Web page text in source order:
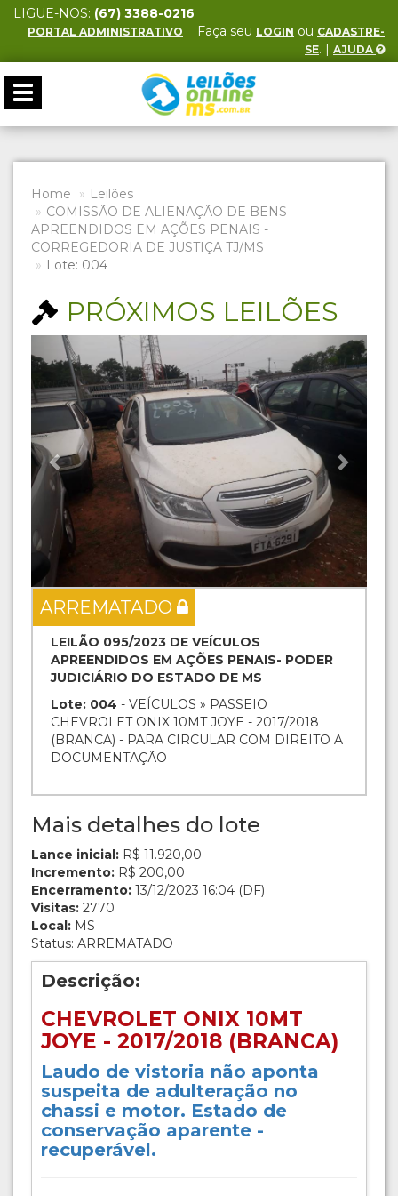
LIGUE-NOS: (67) 3388-0216
PORTAL ADMINISTRATIVO Faça seu LOGIN ou CADASTRE-
SE. | AJUDA
Toggle
navigation
Home
Leilões
COMISSÃO DE ALIENAÇÃO DE BENS
APREENDIDOS EM AÇÕES PENAIS -
CORREGEDORIA DE JUSTIÇA TJ/MS
Lote: 004
PRÓXIMOS LEILÕES
Previous Next
ARREMATADO
LEILÃO 095/2023 DE VEÍCULOS
APREENDIDOS EM AÇÕES PENAIS- PODER
JUDICIÁRIO DO ESTADO DE MS
Lote: 004 - VEÍCULOS » PASSEIO
CHEVROLET ONIX 10MT JOYE - 2017/2018
(BRANCA) - PARA CIRCULAR COM DIREITO A
DOCUMENTAÇÃO
Mais detalhes do lote
Lance inicial: R$ 11.920,00
Incremento: R$ 200,00
Encerramento: 13/12/2023 16:04 (DF)
Visitas: 2770
Local: MS
Status: ARREMATADO
Descrição:
CHEVROLET ONIX 10MT
JOYE - 2017/2018 (BRANCA)
Laudo de vistoria não aponta
suspeita de adulteração no
chassi e motor. Estado de
conservação aparente -
recuperável.